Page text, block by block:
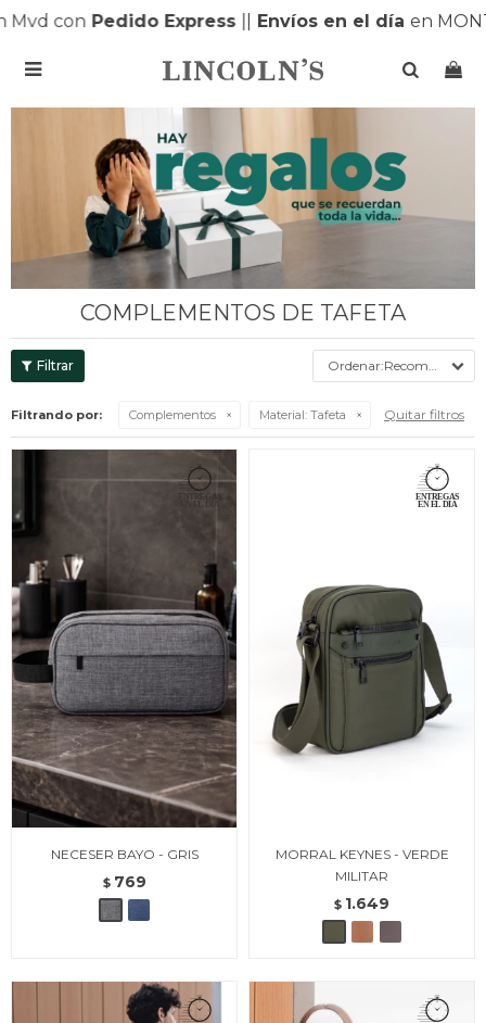
conPedido Express||Envíos en el díaen

COMPLEMENTOS DE TAFETA
Recomendados
Filtrando por: Complementos Material: Tafeta Quitar filtros
NECESER BAYO - GRIS
$ 769
MORRAL KEYNES - VERDE
MILITAR
$ 1.649